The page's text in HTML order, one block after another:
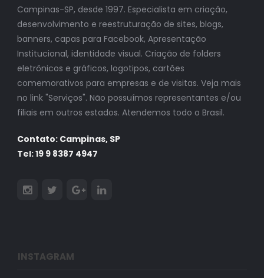
Campinas-SP, desde 1997. Especialista em criação,
desenvolvimento e reestruturação de sites, blogs,
banners, capas para Facebook, Apresentação
Institucional, identidade visual. Criação de folders
eletrônicos e gráficos, logotipos, cartões
comemorativos para empresas e de visitas. Veja mais
no link "Serviços". Não possuímos representantes e/ou
filiais em outros estados. Atendemos todo o Brasil.
Contato: Campinas, SP
Tel: 19 9 8387 4947
INSTAGRAM